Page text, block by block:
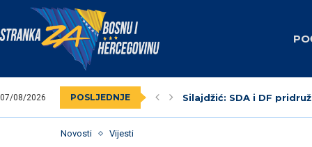
07/08/2026 POSLJEDNJE
Nedim Krndžija
Stranka za BiH obilježila
Federalni revizori 2023.
Unsko-sanski kanton:
Livno: Održana izborna
Izabrano kantonalno
Dva vijećnika u
Novosti Vijesti